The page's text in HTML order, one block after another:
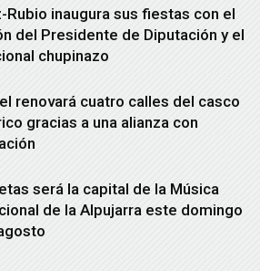
Rubio inaugura sus fiestas con el
del Presidente de Diputación y el
chupinazo
renovará cuatro calles del casco
gracias a una alianza con
será la capital de la Música
de la Alpujarra este domingo